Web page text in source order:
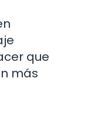
que
más